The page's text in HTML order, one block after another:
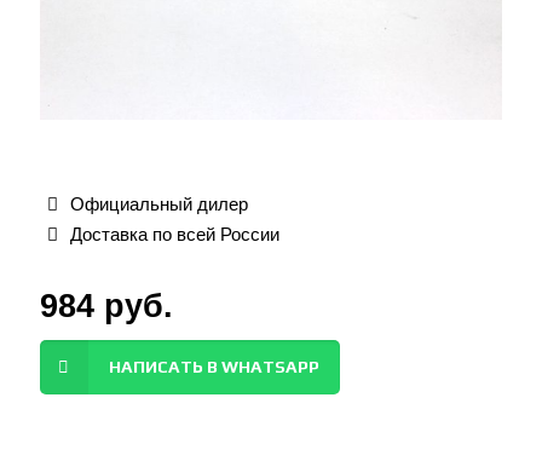
Официальный дилер
Доставка по всей России
984 руб.
НАПИСАТЬ В WHATSAPP